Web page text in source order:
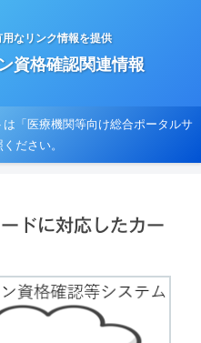
なリンク情報を提供
資格確認関連情報
「医療機関等向け総合ポータルサ
ださい。
ドに対応したカー